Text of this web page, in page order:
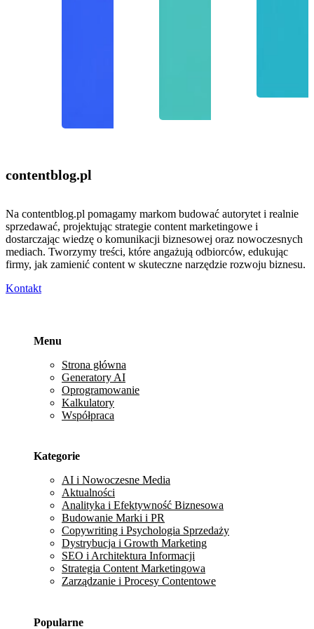
contentblog.pl
Na contentblog.pl pomagamy markom budować autorytet i realnie
sprzedawać, projektując strategie content marketingowe i
dostarczając wiedzę o komunikacji biznesowej oraz nowoczesnych
mediach. Tworzymy treści, które angażują odbiorców, edukując
firmy, jak zamienić content w skuteczne narzędzie rozwoju biznesu.
Kontakt
Menu
Strona główna
Generatory AI
Oprogramowanie
Kalkulatory
Współpraca
Kategorie
AI i Nowoczesne Media
Aktualności
Analityka i Efektywność Biznesowa
Budowanie Marki i PR
Copywriting i Psychologia Sprzedaży
Dystrybucja i Growth Marketing
SEO i Architektura Informacji
Strategia Content Marketingowa
Zarządzanie i Procesy Contentowe
Popularne